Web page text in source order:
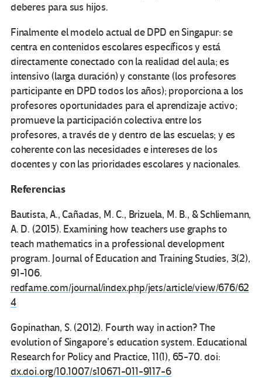
deberes para sus hijos.
Finalmente el modelo actual de DPD en Singapur: se
centra en contenidos escolares específicos y está
directamente conectado con la realidad del aula; es
intensivo (larga duración) y constante (los profesores
participante en DPD todos los años); proporciona a los
profesores oportunidades para el aprendizaje activo;
promueve la participación colectiva entre los
profesores, a través de y dentro de las escuelas; y es
coherente con las necesidades e intereses de los
docentes y con las prioridades escolares y nacionales.
Referencias
Bautista, A., Cañadas, M. C., Brizuela, M. B., & Schliemann,
A. D. (2015). Examining how teachers use graphs to
teach mathematics in a professional development
program. Journal of Education and Training Studies, 3(2),
91-106.
redfame.com/journal/index.php/jets/article/view/676/62
4
Gopinathan, S. (2012). Fourth way in action? The
evolution of Singapore’s education system. Educational
Research for Policy and Practice, 11(1), 65-70. doi:
dx.doi.org/10.1007/s10671-011-9117-6